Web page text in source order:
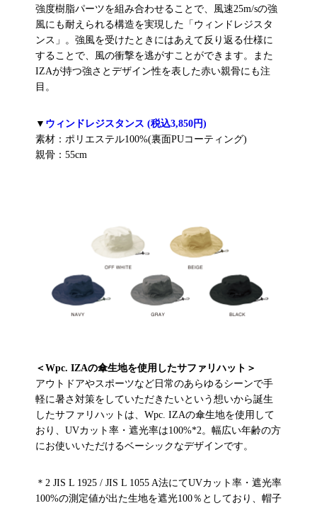
強度樹脂パーツを組み合わせることで、風速25m/sの強
風にも耐えられる構造を実現した「ウィンドレジスタ
ンス」。強風を受けたときにはあえて反り返る仕様に
することで、風の衝撃を逃がすことができます。また
IZAが持つ強さとデザイン性を表した赤い親骨にも注
目。
▼ ウィンドレジスタンス (税込3,850円)
素材：ポリエステル100%(裏面PUコーティング)
親骨：55cm
＜Wpc. IZAの傘生地を使用したサファリハット＞
アウトドアやスポーツなど日常のあらゆるシーンで手
軽に暑さ対策をしていただきたいという想いから誕生
したサファリハットは、Wpc. IZAの傘生地を使用して
おり、UVカット率・遮光率は100%*2。幅広い年齢の方
にお使いいただけるベーシックなデザインです。
＊2 JIS L 1925 / JIS L 1055 A法にてUVカット率・遮光率
100%の測定値が出た生地を遮光100％としており、帽子